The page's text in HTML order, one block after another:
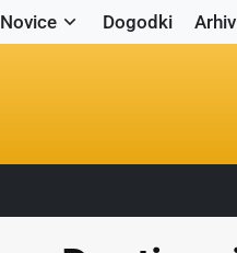
Novice Dogodki Arhiv